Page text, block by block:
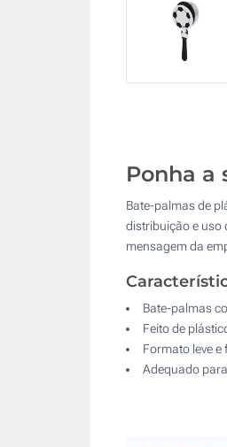
Ponha a
Bate-palmas de
distribuição e uso
mensagem da
Bate-palmas
Feito de
Formato leve
Adequado